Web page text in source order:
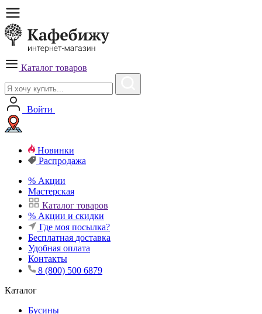
Каталог товаров
Войти
Новинки
Распродажа
% Акции
Мастерская
Каталог товаров
% Акции и скидки
Где моя посылка?
Бесплатная доставка
Удобная оплата
Контакты
8 (800) 500 6879
Каталог
Бусины